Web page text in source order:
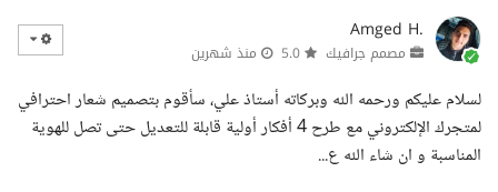
Amged H.
مصمم جرافيك منذ شهرين
لسلام عليكم ورحمه الله وبركاته أستاذ علي، سأقوم بتصميم شعار احترافي
لمتجرك الإلكتروني مع طرح 4 أفكار أولية قابلة للتعديل حتى تصل للهوية
المناسبة و ان شاء الله ع...